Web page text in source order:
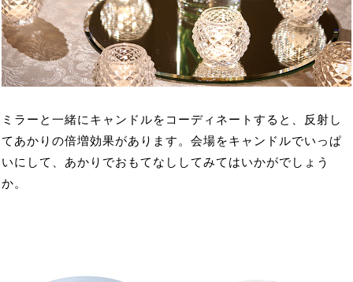
ミラーと一緒にキャンドルをコーディネートすると、反射し
てあかりの倍増効果があります。会場をキャンドルでいっぱ
いにして、あかりでおもてなししてみてはいかがでしょう
か。